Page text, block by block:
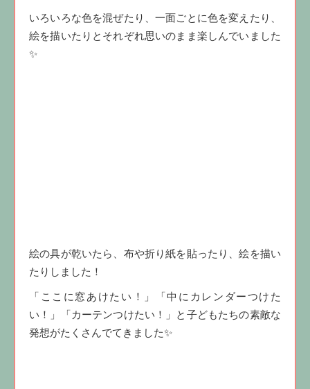
いろいろな色を混ぜたり、一面ごとに色を変えたり、
絵を描いたりとそれぞれ思いのまま楽しんでいました
✨
絵の具が乾いたら、布や折り紙を貼ったり、絵を描い
たりしました！
「ここに窓あけたい！」「中にカレンダーつけた
い！」「カーテンつけたい！」と子どもたちの素敵な
発想がたくさんでてきました✨